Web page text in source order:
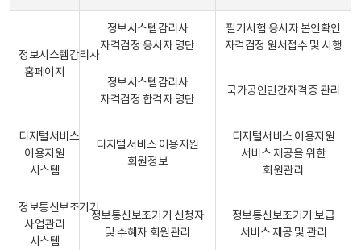
정보시스템감리사
홈페이지
정보시스템감리사
자격검정 응시자 명단
필기시험 응시자 본인확인
자격검정 원서접수 및 시행
정보시스템감리사
자격검정 합격자 명단
국가공인민간자격증 관리
디지털서비스
이용지원
시스템
디지털서비스 이용지원
회원정보
디지털서비스 이용지원
서비스 제공을 위한
회원관리
정보통신보조기기
사업관리
시스템
정보통신보조기기 신청자
및 수혜자 회원관리
정보통신보조기기 보급
서비스 제공 및 관리